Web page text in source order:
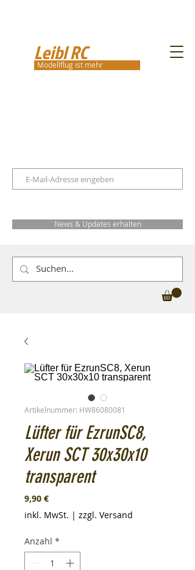
Leibl RC
Modellflug ist mehr
News & Updates erhalten
Artikelnummer: HW86080081
Lüfter für EzrunSC8,
Xerun SCT 30x30x10
transparent
9,90 €Preis
inkl. MwSt. | zzgl. Versand
Anzahl *